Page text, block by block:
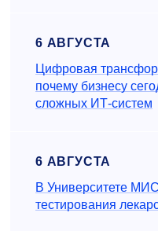
6 АВГУСТА
Цифровая
почему бизнесу
сложных ИТ-систем
6 АВГУСТА
В Университете
тестирования